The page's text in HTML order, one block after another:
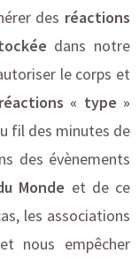
des réactions
dans notre
le corps et
réactions « type »
fil des minutes de
des évènements
Monde et de ce
les associations
nous empêcher